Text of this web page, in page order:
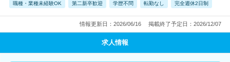
職種・業種未経験OK 第二新卒歓迎 学歴不問 転勤なし 完全週休2日制
情報更新日：2026/06/16 掲載終了予定日：2026/12/07
求人情報